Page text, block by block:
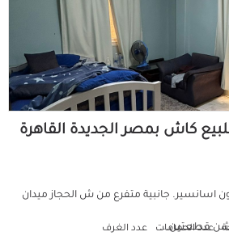
شقة 80 متر دور 3 بدون اسانسير. جانبية متفرع من ش الحجاز ميدان
عدد الحمامات عدد الغرف